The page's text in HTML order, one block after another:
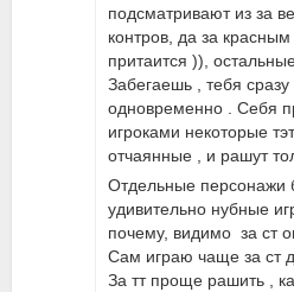
подсматривают из за
контров, да за
притаится )),
Забегаешь , тебя
одновременно . Себя
игроками некоторые
отчаянные , и рашут
Отдельные персонажи
удивительно нубные
почему, видимо за ст
Сам играю чаще за ст
За тт проще рашить ,